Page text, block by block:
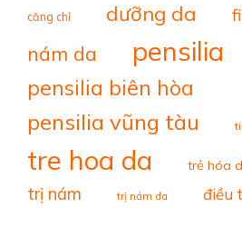
căng chỉ dưỡng da
nám da pensilia
pensilia biên hòa
pensilia vũng tàu
tre hoa da trẻ hóa
trị nám trị nám da điều